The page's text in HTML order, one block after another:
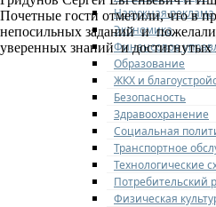
Наружная реклама
Экономика
Финансовое
Образование
ЖКХ и
Безопасность
Здравоохранение
Социальная
Транспортное
Технологические
Потребительский
Физическая
Почетные гости отметили, что в
непосильных заданий и
уверенных знаний и достигнутых